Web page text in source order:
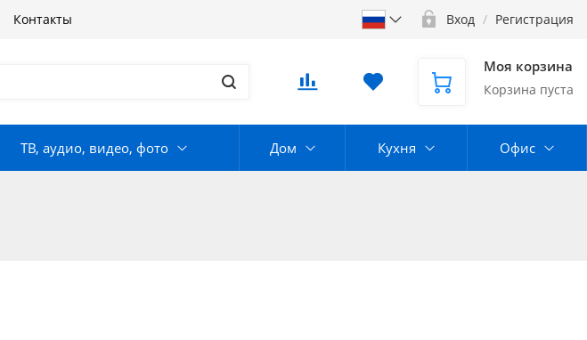
Контакты Вход / Регистрация
Моя корзина
Корзина пуста
ТВ, аудио, видео, фото Дом Кухня Офис